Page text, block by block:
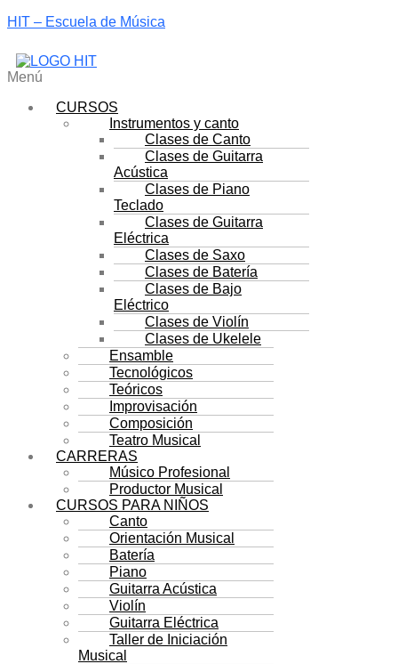
HIT – Escuela de Música
Menú
CURSOS
Instrumentos y canto
Clases de Canto
Clases de Guitarra
Acústica
Clases de Piano
Teclado
Clases de Guitarra
Eléctrica
Clases de Saxo
Clases de Batería
Clases de Bajo
Eléctrico
Clases de Violín
Clases de Ukelele
Ensamble
Tecnológicos
Teóricos
Improvisación
Composición
Teatro Musical
CARRERAS
Músico Profesional
Productor Musical
CURSOS PARA NIÑOS
Canto
Orientación Musical
Batería
Piano
Guitarra Acústica
Violín
Guitarra Eléctrica
Taller de Iniciación
Musical